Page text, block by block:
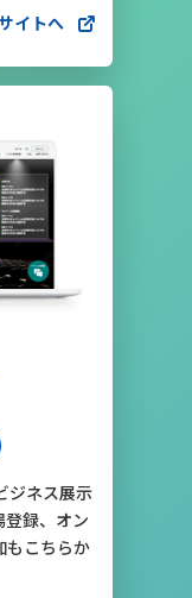
イトへ
ジネス展示
録、オン
もこちらか